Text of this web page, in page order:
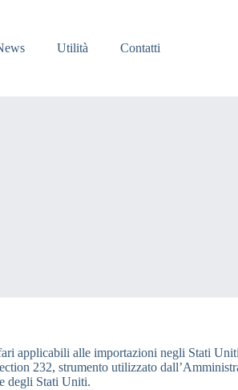
Utilità Contatti
applicabili alle importazioni negli Stati
232, strumento utilizzato
degli Stati Uniti.